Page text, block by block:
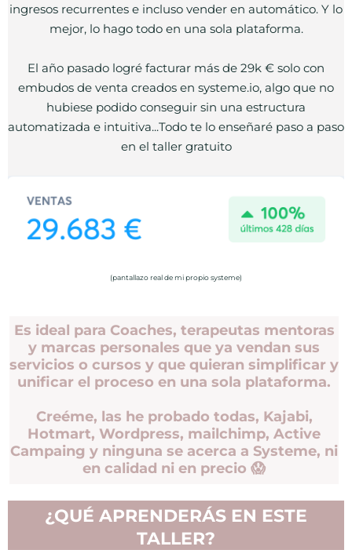
ingresos recurrentes e incluso vender en automático. Y lo
mejor, lo hago todo en una sola plataforma.
El año pasado logré facturar más de 29k € solo con
embudos de venta creados en systeme.io, algo que no
hubiese podido conseguir sin una estructura
automatizada e intuitiva...Todo te lo enseñaré paso a paso
en el taller gratuito
(pantallazo real de mi propio systeme)
Es ideal para Coaches, terapeutas mentoras
y marcas personales que ya vendan sus
servicios o cursos y que quieran simplificar y
unificar el proceso en una sola plataforma.
Creéme, las he probado todas, Kajabi,
Hotmart, Wordpress, mailchimp, Active
Campaing y ninguna se acerca a Systeme, ni
en calidad ni en precio 😱
¿QUÉ APRENDERÁS EN ESTE
TALLER?